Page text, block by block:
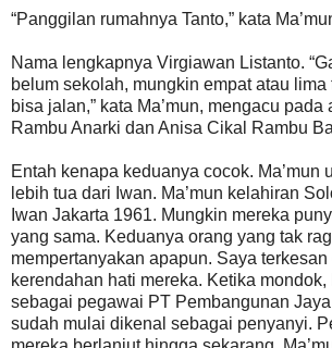
“Panggilan rumahnya Tanto,” kata
Nama lengkapnya Virgiawan Listanto.
belum sekolah, mungkin empat atau
bisa jalan,” kata Ma’mun, mengacu
Rambu Anarki dan Anisa Cikal Rambu
Entah kenapa keduanya cocok. Ma’mun
lebih tua dari Iwan. Ma’mun kelahiran
Iwan Jakarta 1961. Mungkin mereka
yang sama. Keduanya orang yang tak
mempertanyakan apapun. Saya terkesan
kerendahan hati mereka. Ketika mondok,
sebagai pegawai PT Pembangunan
sudah mulai dikenal sebagai penyanyi.